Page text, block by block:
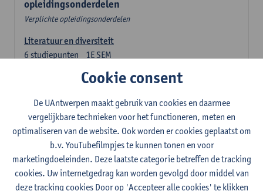
opleidingsonderdelen
Verplichte opleidingsonderdelen
Literatuur en diversiteit
1E SEM
6 studiepunten
Remco Sleiderink
2E SEM
studiepunten
Lesgever(s):
Astrid De Wit Peter Petré
Engels: verplichte opleidingsonderdelen
Engels: taalbeheersing 1
Cookie consent
De UAntwerpen maakt gebruik van cookies en daarmee
vergelijkbare technieken voor het functioneren, meten en
optimaliseren van de website. Ook worden er cookies geplaatst om
b.v. YouTubefilmpjes te kunnen tonen en voor
marketingdoeleinden. Deze laatste categorie betreffen de tracking
cookies. Uw internetgedrag kan worden gevolgd door middel van
deze tracking cookies Door op 'Accepteer alle cookies' te klikken